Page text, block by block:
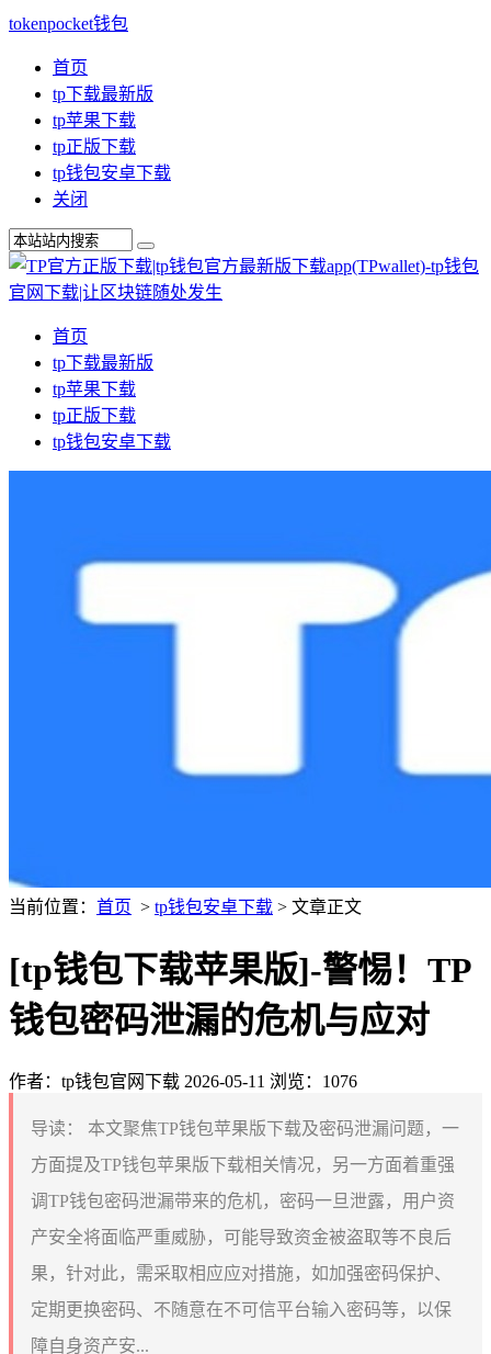
tokenpocket钱包
首页
tp下载最新版
tp苹果下载
tp正版下载
tp钱包安卓下载
关闭
首页
tp下载最新版
tp苹果下载
tp正版下载
tp钱包安卓下载
当前位置： 首页 > tp钱包安卓下载 > 文章正文
[tp钱包下载苹果版]-警惕！TP
钱包密码泄漏的危机与应对
作者：tp钱包官网下载 2026-05-11 浏览：1076
导读：
本文聚焦TP钱包苹果版下载及密码泄漏问题，一
方面提及TP钱包苹果版下载相关情况，另一方面着重强
调TP钱包密码泄漏带来的危机，密码一旦泄露，用户资
产安全将面临严重威胁，可能导致资金被盗取等不良后
果，针对此，需采取相应应对措施，如加强密码保护、
定期更换密码、不随意在不可信平台输入密码等，以保
障自身资产安...